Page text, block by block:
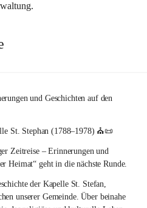
und Geschichten auf den
St. Stephan (1788–1978) ⛪📜
Zeitreise – Erinnerungen und
Heimat“ geht in die nächste Runde.
der Kapelle St. Stefan,
unserer Gemeinde. Über beinahe